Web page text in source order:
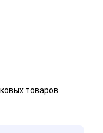
товаров.